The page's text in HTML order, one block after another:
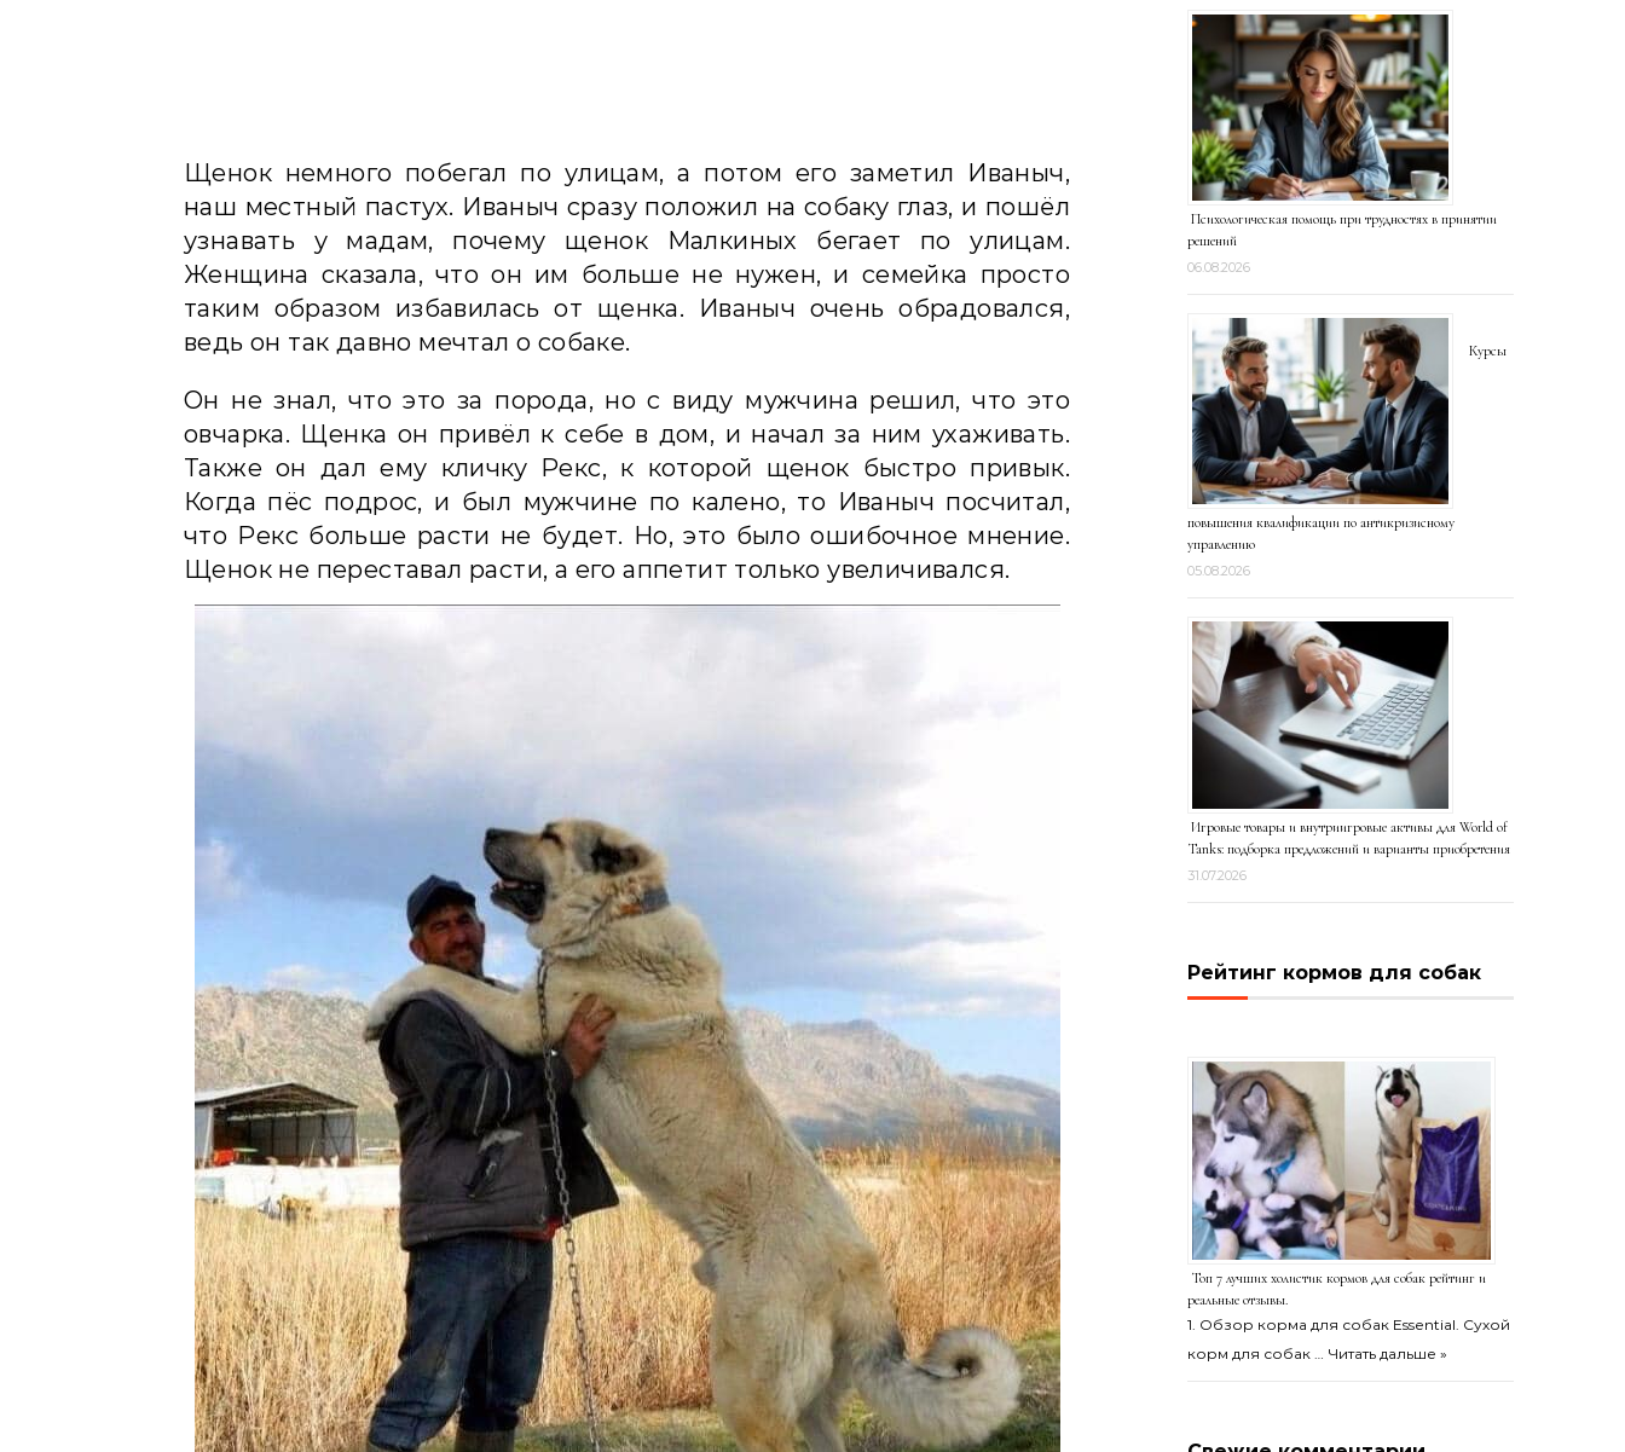
Щенок немного побегал по улицам, а потом его заметил Иваныч,
наш местный пастух. Иваныч сразу положил на собаку глаз, и пошёл
узнавать у мадам, почему щенок Малкиных бегает по улицам.
Женщина сказала, что он им больше не нужен, и семейка просто
таким образом избавилась от щенка. Иваныч очень обрадовался,
ведь он так давно мечтал о собаке.
Он не знал, что это за порода, но с виду мужчина решил, что это
овчарка. Щенка он привёл к себе в дом, и начал за ним ухаживать.
Также он дал ему кличку Рекс, к которой щенок быстро привык.
Когда пёс подрос, и был мужчине по калено, то Иваныч посчитал,
что Рекс больше расти не будет. Но, это было ошибочное мнение.
Щенок не переставал расти, а его аппетит только увеличивался.
Психологическая помощь при трудностях в принятии
решений
06.08.2026
Курсы
повышения квалификации по антикризисному
управлению
05.08.2026
Игровые товары и внутриигровые активы для World of
Tanks: подборка предложений и варианты приобретения
31.07.2026
Рейтинг кормов для собак
Топ 7 лучших холистик кормов для собак рейтинг и
реальные отзывы.
1. Обзор корма для собак Essential. Сухой
корм для собак … Читать дальше »